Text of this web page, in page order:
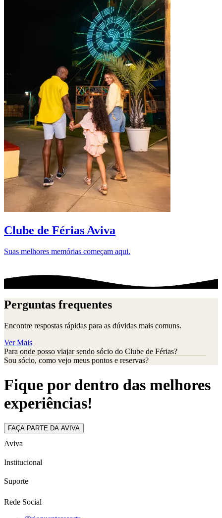
Clube de Férias Aviva
Suas melhores memórias começam aqui.
Perguntas frequentes
Encontre respostas rápidas para as dúvidas mais comuns.
Ver Mais
Para onde posso viajar sendo sócio do Clube de Férias?
Sou sócio, como vejo meus pontos e reservas?
Fique por dentro das melhores
experiências!
FAÇA PARTE DA AVIVA
Aviva
Institucional
Suporte
Rede Social